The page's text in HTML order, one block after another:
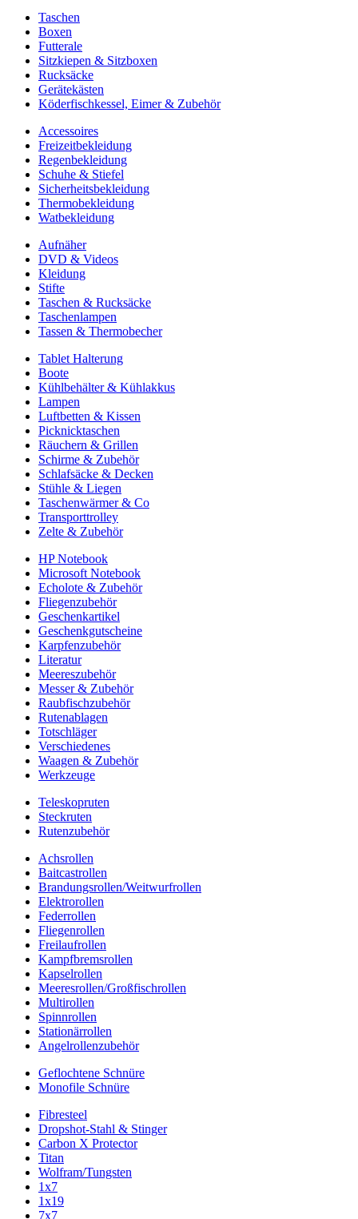
Taschen
Boxen
Futterale
Sitzkiepen & Sitzboxen
Rucksäcke
Gerätekästen
Köderfischkessel, Eimer & Zubehör
Accessoires
Freizeitbekleidung
Regenbekleidung
Schuhe & Stiefel
Sicherheitsbekleidung
Thermobekleidung
Watbekleidung
Aufnäher
DVD & Videos
Kleidung
Stifte
Taschen & Rucksäcke
Taschenlampen
Tassen & Thermobecher
Tablet Halterung
Boote
Kühlbehälter & Kühlakkus
Lampen
Luftbetten & Kissen
Picknicktaschen
Räuchern & Grillen
Schirme & Zubehör
Schlafsäcke & Decken
Stühle & Liegen
Taschenwärmer & Co
Transporttrolley
Zelte & Zubehör
HP Notebook
Microsoft Notebook
Echolote & Zubehör
Fliegenzubehör
Geschenkartikel
Geschenkgutscheine
Karpfenzubehör
Literatur
Meereszubehör
Messer & Zubehör
Raubfischzubehör
Rutenablagen
Totschläger
Verschiedenes
Waagen & Zubehör
Werkzeuge
Teleskopruten
Steckruten
Rutenzubehör
Achsrollen
Baitcastrollen
Brandungsrollen/Weitwurfrollen
Elektrorollen
Federrollen
Fliegenrollen
Freilaufrollen
Kampfbremsrollen
Kapselrollen
Meeresrollen/Großfischrollen
Multirollen
Spinnrollen
Stationärrollen
Angelrollenzubehör
Geflochtene Schnüre
Monofile Schnüre
Fibresteel
Dropshot-Stahl & Stinger
Carbon X Protector
Titan
Wolfram/Tungsten
1x7
1x19
7x7